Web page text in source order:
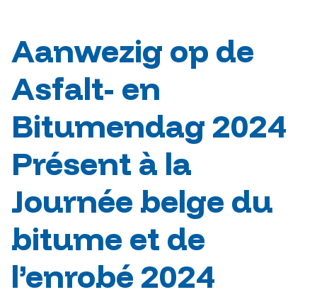
Aanwezig op de
Asfalt- en
Bitumendag 2024
Présent à la
Journée belge du
bitume et de
l’enrobé 2024